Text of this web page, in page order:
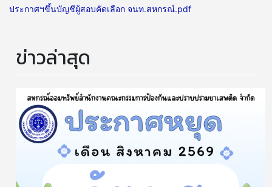
ประกาศฯขึ้นบัญชีผู้สอบคัดเลือก จนท.สหกรณ์.pdf
ข่าวล่าสุด